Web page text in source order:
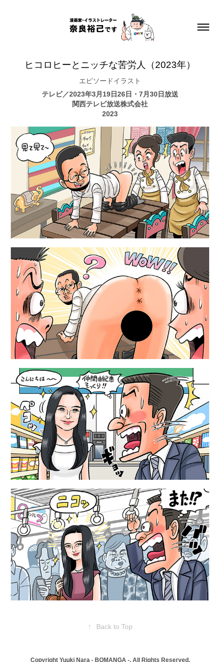
ヒコロヒーとニッチな苦労人（2023年）
エピソードイラスト
テレビ／2023年3月19日26日・7月30日放送
関西テレビ放送株式会社
2023
↑ Back to Top
Copyright Yuuki Nara - BOMANGA -. All Rights Reserved.